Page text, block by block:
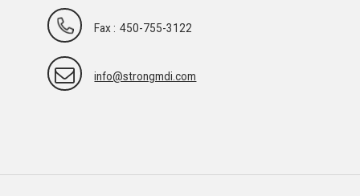
Fax : 450-755-3122
info@strongmdi.com